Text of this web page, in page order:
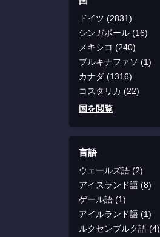
ドイツ (2831)
シンガポール (16)
メキシコ (240)
ブルキナファソ (1)
カナダ (1316)
コスタリカ (22)
国を閲覧
言語
ウェールズ語 (2)
アイスランド語 (8)
ゲール語 (1)
アイルランド語 (1)
ルクセンブルク語 (4)